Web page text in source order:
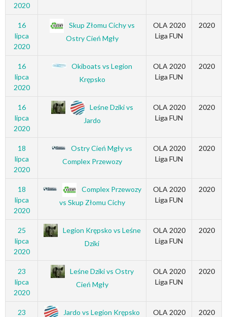
2020
16
lipca
2020
Skup Złomu Cichy vs
Ostry Cień Mgły
OLA 2020
Liga FUN
2020
16
lipca
2020
Okiboats vs Legion
Krępsko
OLA 2020
Liga FUN
2020
16
lipca
2020
Leśne Dziki vs
Jardo
OLA 2020
Liga FUN
2020
18
lipca
2020
Ostry Cień Mgły vs
Complex Przewozy
OLA 2020
Liga FUN
2020
18
lipca
2020
Complex Przewozy
vs Skup Złomu Cichy
OLA 2020
Liga FUN
2020
25
lipca
2020
Legion Krępsko vs Leśne
Dziki
OLA 2020
Liga FUN
2020
23
lipca
2020
Leśne Dziki vs Ostry
Cień Mgły
OLA 2020
Liga FUN
2020
23
Jardo vs Legion Krępsko
OLA 2020
2020